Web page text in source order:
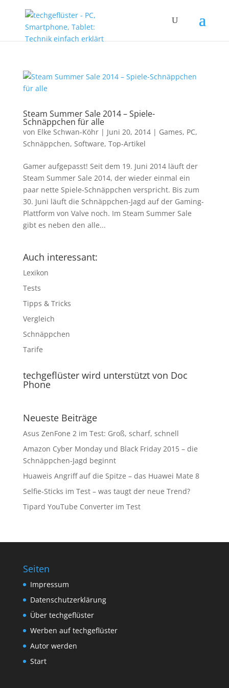
Steam Summer Sale 2014 – Spiele-
Schnäppchen für alle
von Elke Schwan-Köhr| Juni 20, 2014| Games, PC,
Schnäppchen, Software, Top-Artikel
Gamer aufgepasst! Seit dem 19. Juni 2014 läuft der
Steam Summer Sale 2014, der wieder einmal ein
paar nette Spiele-Schnäppchen verspricht. Bis zum
30. Juni läuft die Schnäppchen-Jagd auf der Gaming-
Plattform von Valve noch. Im Steam Summer Sale
gibt es neben den alle...
Auch interessant:
Lexikon
Tests
Tipps & Tricks
Vergleich
Schnäppchen
Tarife
techgeflüster wird unterstützt von Doc
Phone
Neueste Beiträge
Asus ZenFone 2 im Test: Groß, scharf, schnell
Amazon Cyber Monday und Black Friday 2015 – die
Schnäppchen-Jagd beginnt
Huaweis Angriff auf die Spitze – das Huawei Mate 8
Selfie-Sticks im Test – was taugt der neue Trend?
Tipard YouTube Converter im Test
Seiten
Impressum
Datenschutzerklärung
Über techgeflüster
Werben auf techgeflüster
Autor werden
Start